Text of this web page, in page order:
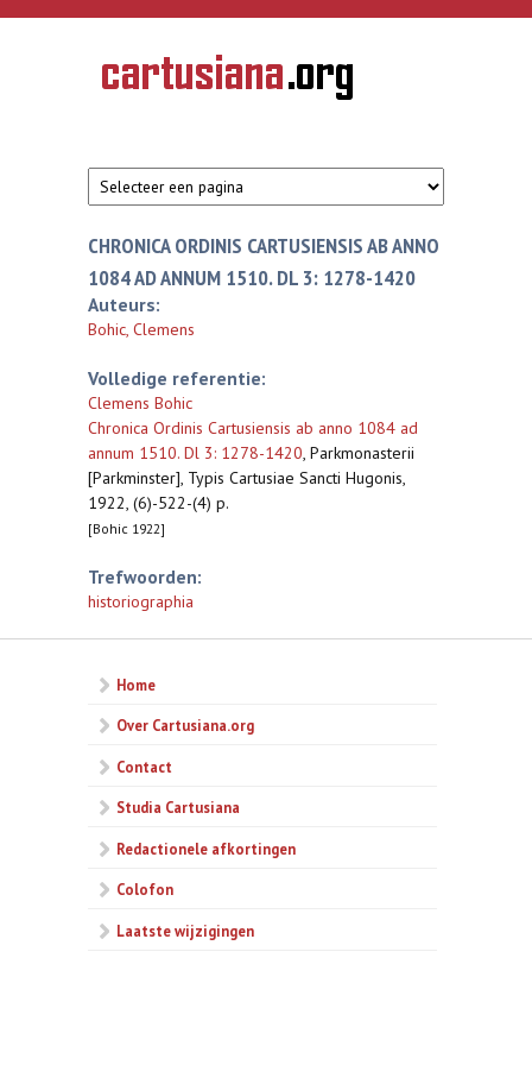
Overslaan en naar de inhoud gaan
CARTUSIANA
Geschiedenis
van de
CHRONICA ORDINIS CARTUSIENSIS AB ANNO
1084 AD ANNUM 1510. DL 3: 1278-1420
Auteurs:
Bohic, Clemens
Volledige referentie:
Clemens Bohic
Chronica Ordinis Cartusiensis ab anno 1084 ad
annum 1510. Dl 3: 1278-1420, Parkmonasterii
[Parkminster], Typis Cartusiae Sancti Hugonis,
1922, (6)-522-(4) p.
[Bohic 1922]
Trefwoorden:
historiographia
Home
Over Cartusiana.org
Contact
Studia Cartusiana
Redactionele afkortingen
Colofon
Laatste wijzigingen